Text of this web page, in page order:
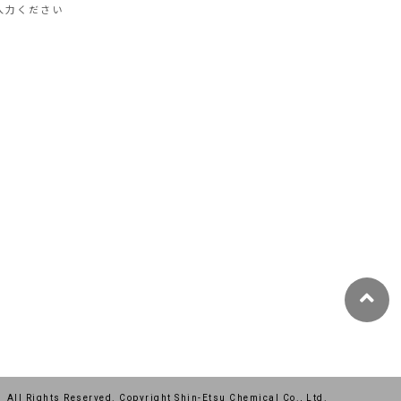
力ください
All Rights Reserved. Copyright Shin-Etsu Chemical Co., Ltd.